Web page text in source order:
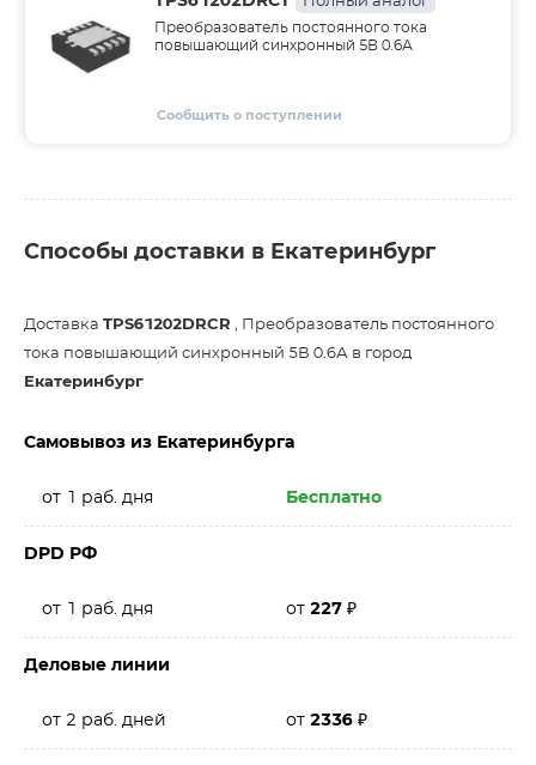
Преобразователь постоянного тока
повышающий синхронный 5В 0.6А
Сообщить о поступлении
Способы доставки в Екатеринбург
Доставка TPS61202DRCR , Преобразователь постоянного
тока повышающий синхронный 5В 0.6А в город
Екатеринбург
Самовывоз из Екатеринбурга
от 1 раб. дня Бесплатно
DPD РФ
от 1 раб. дня от 227 ₽
Деловые линии
от 2 раб. дней от 2336 ₽